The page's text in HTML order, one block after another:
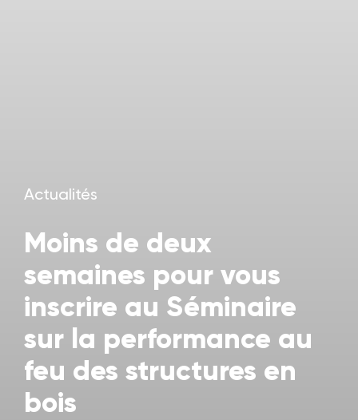
Actualités
Moins de deux
semaines pour vous
inscrire au Séminaire
sur la performance au
feu des structures en
bois